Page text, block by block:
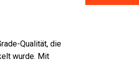
Qualität, die
wurde. Mit